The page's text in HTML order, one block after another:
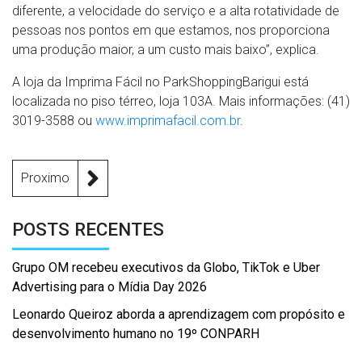
diferente, a velocidade do serviço e a alta rotatividade de
pessoas nos pontos em que estamos, nos proporciona
uma produção maior, a um custo mais baixo”, explica.
A loja da Imprima Fácil no ParkShoppingBarigui está
localizada no piso térreo, loja 103A. Mais informações: (41)
3019-3588 ou www.imprimafacil.com.br.
Proximo
POSTS RECENTES
Grupo OM recebeu executivos da Globo, TikTok e Uber
Advertising para o Mídia Day 2026
Leonardo Queiroz aborda a aprendizagem com propósito e
desenvolvimento humano no 19º CONPARH